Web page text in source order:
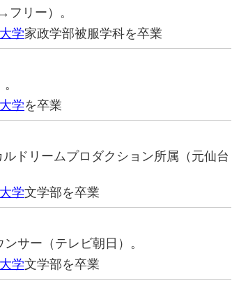
リー）。
学家政学部被服学科を卒業
学を卒業
ドリームプロダクション所属（元仙台
学文学部を卒業
サー（テレビ朝日）。
学文学部を卒業